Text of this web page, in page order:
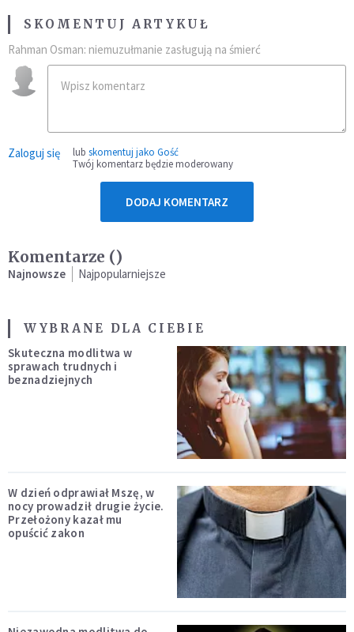
SKOMENTUJ ARTYKUŁ
Rahman Osman: niemuzułmanie zasługują na śmierć
Zaloguj się lub skomentuj jako Gość
Twój komentarz będzie moderowany
DODAJ KOMENTARZ
Komentarze ()
Najnowsze Najpopularniejsze
WYBRANE DLA CIEBIE
Skuteczna modlitwa w
sprawach trudnych i
beznadziejnych
W dzień odprawiał Mszę, w
nocy prowadził drugie życie.
Przełożony kazał mu
opuścić zakon